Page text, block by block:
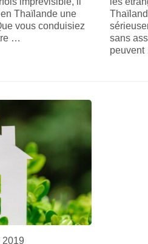
Thaïlande une
vous conduisiez
…
sans
2019